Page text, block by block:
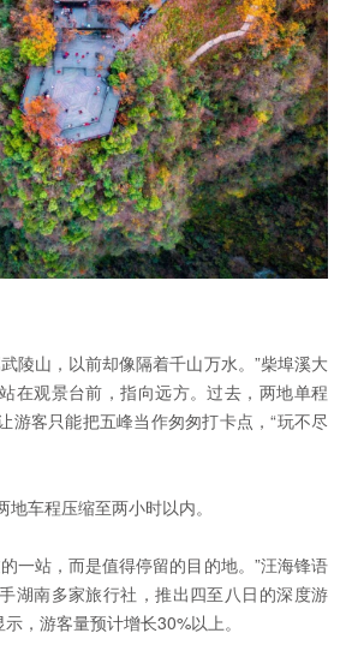
陵山，以前却像隔着千山万水。”柴埠溪大
在观景台前，指向远方。过去，两地单程
游客只能把五峰当作匆匆打卡点，“玩不尽
车程压缩至两小时以内。
一站，而是值得停留的目的地。”汪海锋语
湖南多家旅行社，推出四至八日的深度游
，游客量预计增长30%以上。